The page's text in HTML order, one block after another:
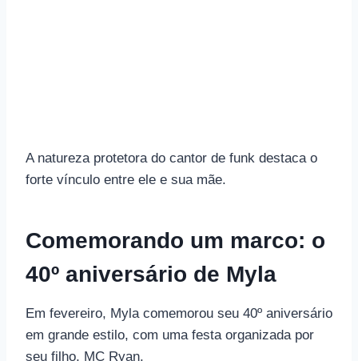
A natureza protetora do cantor de funk destaca o
forte vínculo entre ele e sua mãe.
Comemorando um marco: o
40º aniversário de Myla
Em fevereiro, Myla comemorou seu 40º aniversário
em grande estilo, com uma festa organizada por
seu filho, MC Ryan.